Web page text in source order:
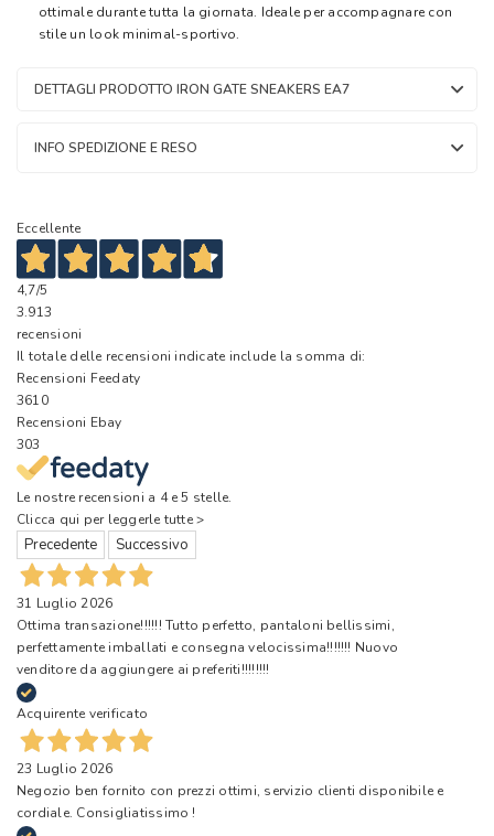
ottimale durante tutta la giornata. Ideale per accompagnare con
stile un look minimal-sportivo.
DETTAGLI PRODOTTO IRON GATE SNEAKERS EA7
INFO SPEDIZIONE E RESO
Eccellente
4,7/5
3.913
recensioni
Il totale delle recensioni indicate include la somma di:
Recensioni Feedaty
3610
Recensioni Ebay
303
Le nostre recensioni a 4 e 5 stelle.
Clicca qui per leggerle tutte >
Precedente Successivo
31 Luglio 2026
Ottima transazione!!!!!! Tutto perfetto, pantaloni bellissimi,
perfettamente imballati e consegna velocissima!!!!!!! Nuovo
venditore da aggiungere ai preferiti!!!!!!!!
Acquirente verificato
23 Luglio 2026
Negozio ben fornito con prezzi ottimi, servizio clienti disponibile e
cordiale. Consigliatissimo !